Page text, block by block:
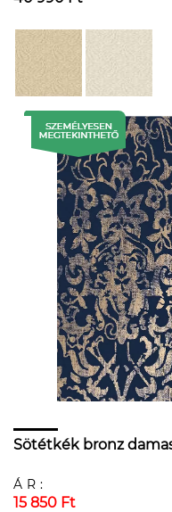
Sötétkék bronz
ÁR:
15 850 Ft